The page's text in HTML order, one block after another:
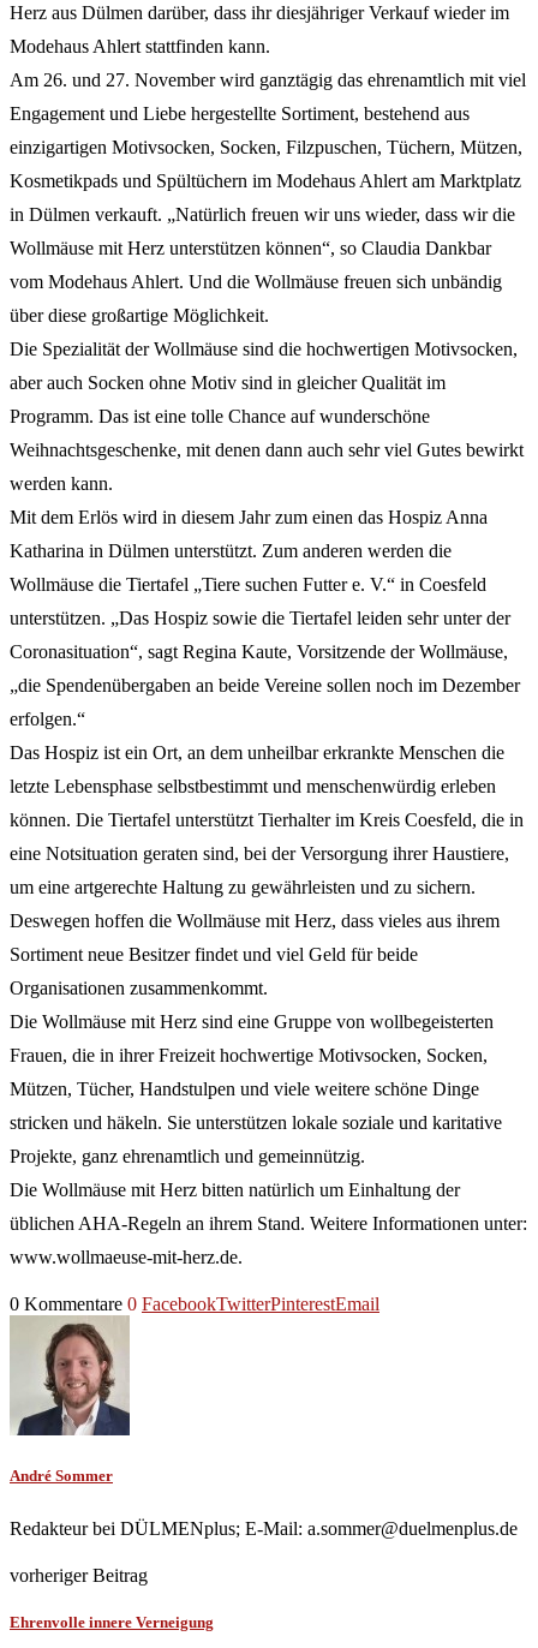
Herz aus Dülmen darüber, dass ihr diesjähriger Verkauf wieder im
Modehaus Ahlert stattfinden kann.
Am 26. und 27. November wird ganztägig das ehrenamtlich mit viel
Engagement und Liebe hergestellte Sortiment, bestehend aus
einzigartigen Motivsocken, Socken, Filzpuschen, Tüchern, Mützen,
Kosmetikpads und Spültüchern im Modehaus Ahlert am Marktplatz
in Dülmen verkauft. „Natürlich freuen wir uns wieder, dass wir die
Wollmäuse mit Herz unterstützen können“, so Claudia Dankbar
vom Modehaus Ahlert. Und die Wollmäuse freuen sich unbändig
über diese großartige Möglichkeit.
Die Spezialität der Wollmäuse sind die hochwertigen Motivsocken,
aber auch Socken ohne Motiv sind in gleicher Qualität im
Programm. Das ist eine tolle Chance auf wunderschöne
Weihnachtsgeschenke, mit denen dann auch sehr viel Gutes bewirkt
werden kann.
Mit dem Erlös wird in diesem Jahr zum einen das Hospiz Anna
Katharina in Dülmen unterstützt. Zum anderen werden die
Wollmäuse die Tiertafel „Tiere suchen Futter e. V.“ in Coesfeld
unterstützen. „Das Hospiz sowie die Tiertafel leiden sehr unter der
Coronasituation“, sagt Regina Kaute, Vorsitzende der Wollmäuse,
„die Spendenübergaben an beide Vereine sollen noch im Dezember
erfolgen.“
Das Hospiz ist ein Ort, an dem unheilbar erkrankte Menschen die
letzte Lebensphase selbstbestimmt und menschenwürdig erleben
können. Die Tiertafel unterstützt Tierhalter im Kreis Coesfeld, die in
eine Notsituation geraten sind, bei der Versorgung ihrer Haustiere,
um eine artgerechte Haltung zu gewährleisten und zu sichern.
Deswegen hoffen die Wollmäuse mit Herz, dass vieles aus ihrem
Sortiment neue Besitzer findet und viel Geld für beide
Organisationen zusammenkommt.
Die Wollmäuse mit Herz sind eine Gruppe von wollbegeisterten
Frauen, die in ihrer Freizeit hochwertige Motivsocken, Socken,
Mützen, Tücher, Handstulpen und viele weitere schöne Dinge
stricken und häkeln. Sie unterstützen lokale soziale und karitative
Projekte, ganz ehrenamtlich und gemeinnützig.
Die Wollmäuse mit Herz bitten natürlich um Einhaltung der
üblichen AHA-Regeln an ihrem Stand. Weitere Informationen unter:
www.wollmaeuse-mit-herz.de.
0 Kommentare 0 FacebookTwitterPinterestEmail
André Sommer
Redakteur bei DÜLMENplus; E-Mail: a.sommer@duelmenplus.de
vorheriger Beitrag
Ehrenvolle innere Verneigung